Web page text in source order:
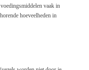
vaak in
hoeveelheden in